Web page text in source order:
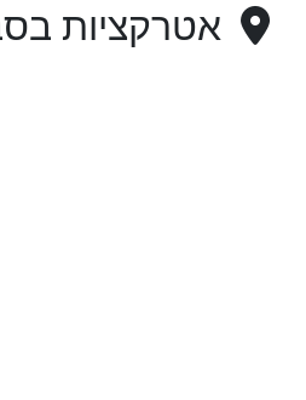
אטרקציות